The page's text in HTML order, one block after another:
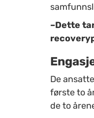
–Dette
De
første to
de to